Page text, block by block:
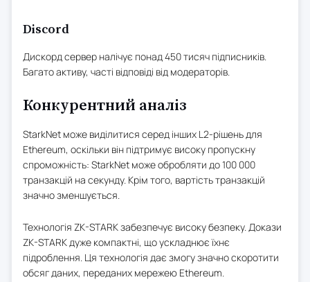
Discord
Дискорд сервер налічує понад 450 тисяч підписників.
Багато активу, часті відповіді від модераторів.
Конкурентний аналіз
StarkNet може виділитися серед інших L2-рішень для
Ethereum, оскільки він підтримує високу пропускну
спроможність: StarkNet може обробляти до 100 000
транзакцій на секунду. Крім того, вартість транзакцій
значно зменшується.
Технологія ZK-STARK забезпечує високу безпеку. Докази
ZK-STARK дуже компактні, що ускладнює їхнє
підроблення. Ця технологія дає змогу значно скоротити
обсяг даних, переданих мережею Ethereum.